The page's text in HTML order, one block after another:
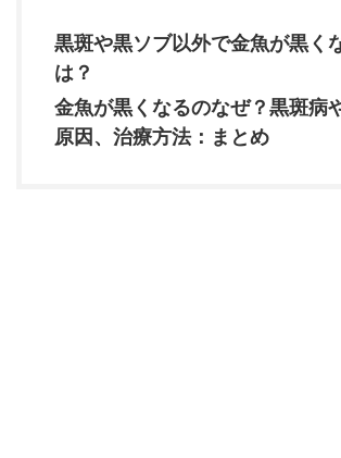
黒斑や黒ソブ以外で金魚が黒く
は？
金魚が黒くなるのなぜ？黒斑病
原因、治療方法：まとめ